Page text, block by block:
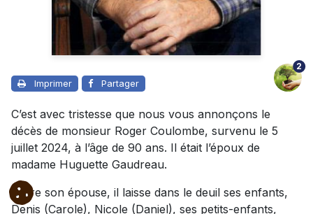
Imprimer Partager
2
C’est avec tristesse que nous vous annonçons le
décès de monsieur Roger Coulombe, survenu le 5
juillet 2024, à l’âge de 90 ans. Il était l’époux de
madame Huguette Gaudreau.
Outre son épouse, il laisse dans le deuil ses enfants,
Denis (Carole), Nicole (Daniel), ses petits-enfants,